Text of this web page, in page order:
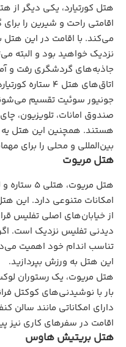
هتل کورتیارد، یکی دیگر
اقامتی راحت و شیرین را
می‌کند. با اقامت در این هتل
نزدیک خواهید بود و البته
جاذبه‌های گردشگری رفت و
جونیور سوئیت تقسیم
صندوق امانات، تلویزیون،
هستند. همچنین این هتل یه
بین‌المللی و محلی را برای
هتل مریوت
هتل
امکانات متنوعی دارد. این
از خیابان‌های اصلی تفلیس
دیدنی تفلیس نزدیک است.
تناسب اندام خود اهمیت
این هتل به ورزش بپردازید.
هتل مریوت، یک رستوران
بار با نوشیدنی‌‌های کوکتل
دارای امکاناتی مانند سالن
اقامت در سفرهای کاری نیز
هتل بریتیش هاوس